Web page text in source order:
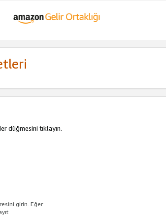
düğmesini tıklayın.
girin. Eğer